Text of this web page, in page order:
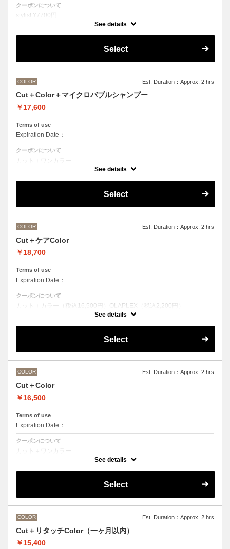
クーポンについて
stylist ¥7700円
See details
Select
COLOR Est. Duration：Approx. 2 hrs
Cut＋Color＋マイクロバブルシャンプー
￥17,600
Terms of use
Expiration Date：
クーポンについて
カット＋ワンカラー
魔法のバブルmarbbを使ったmarbbシャンプー
●髪の長さにより別途ロング料金を頂戴いたします。
●ポイントカラーなどのデザインカラーをご希望の場合、最終受付時間
See details
Select
COLOR Est. Duration：Approx. 2 hrs
Cut＋ケアColor
￥18,700
Terms of use
Expiration Date：
クーポンについて
カット＋カラー（税込16,500円）OLAPLEX（税込2,200円）
前処理剤OLAPLEXを使ったカット＋ワンカラー
OLAPLEXを使うことでダメージを軽減させ、髪にツヤ、はりを与えま
●髪の長さにより別途ロング料金を頂戴いたします。
M ¥＋1100 L¥＋1650 LL¥＋2200
が異なりますので、別メニューをお選びください。
See details
Select
COLOR Est. Duration：Approx. 2 hrs
Cut＋Color
￥16,500
Terms of use
Expiration Date：
クーポンについて
カット＋ワンカラー
デザインなしの単色のカラーリングです。
M ¥＋1100 L¥＋1650 LL¥＋2200
●ポイントカラーなどのデザインカラーをご希望の場合、最終受付時間
See details
Select
COLOR Est. Duration：Approx. 2 hrs
Cut＋リタッチColor（一ヶ月以内）
￥15,400